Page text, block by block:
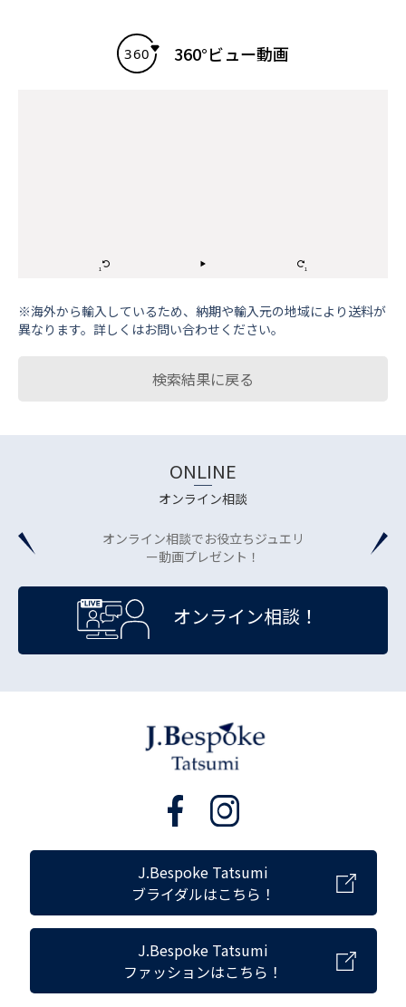
360°ビュー動画
※海外から輸⼊しているため、納期や輸⼊元の地域により送料が
異なります。詳しくはお問い合わせください。
検索結果に戻る
ONLINE
オンライン相談
オンライン相談でお役立ちジュエリ
ー動画プレゼント！
オンライン相談！
J.Bespoke Tatsumi
ブライダルはこちら！
J.Bespoke Tatsumi
ファッションはこちら！